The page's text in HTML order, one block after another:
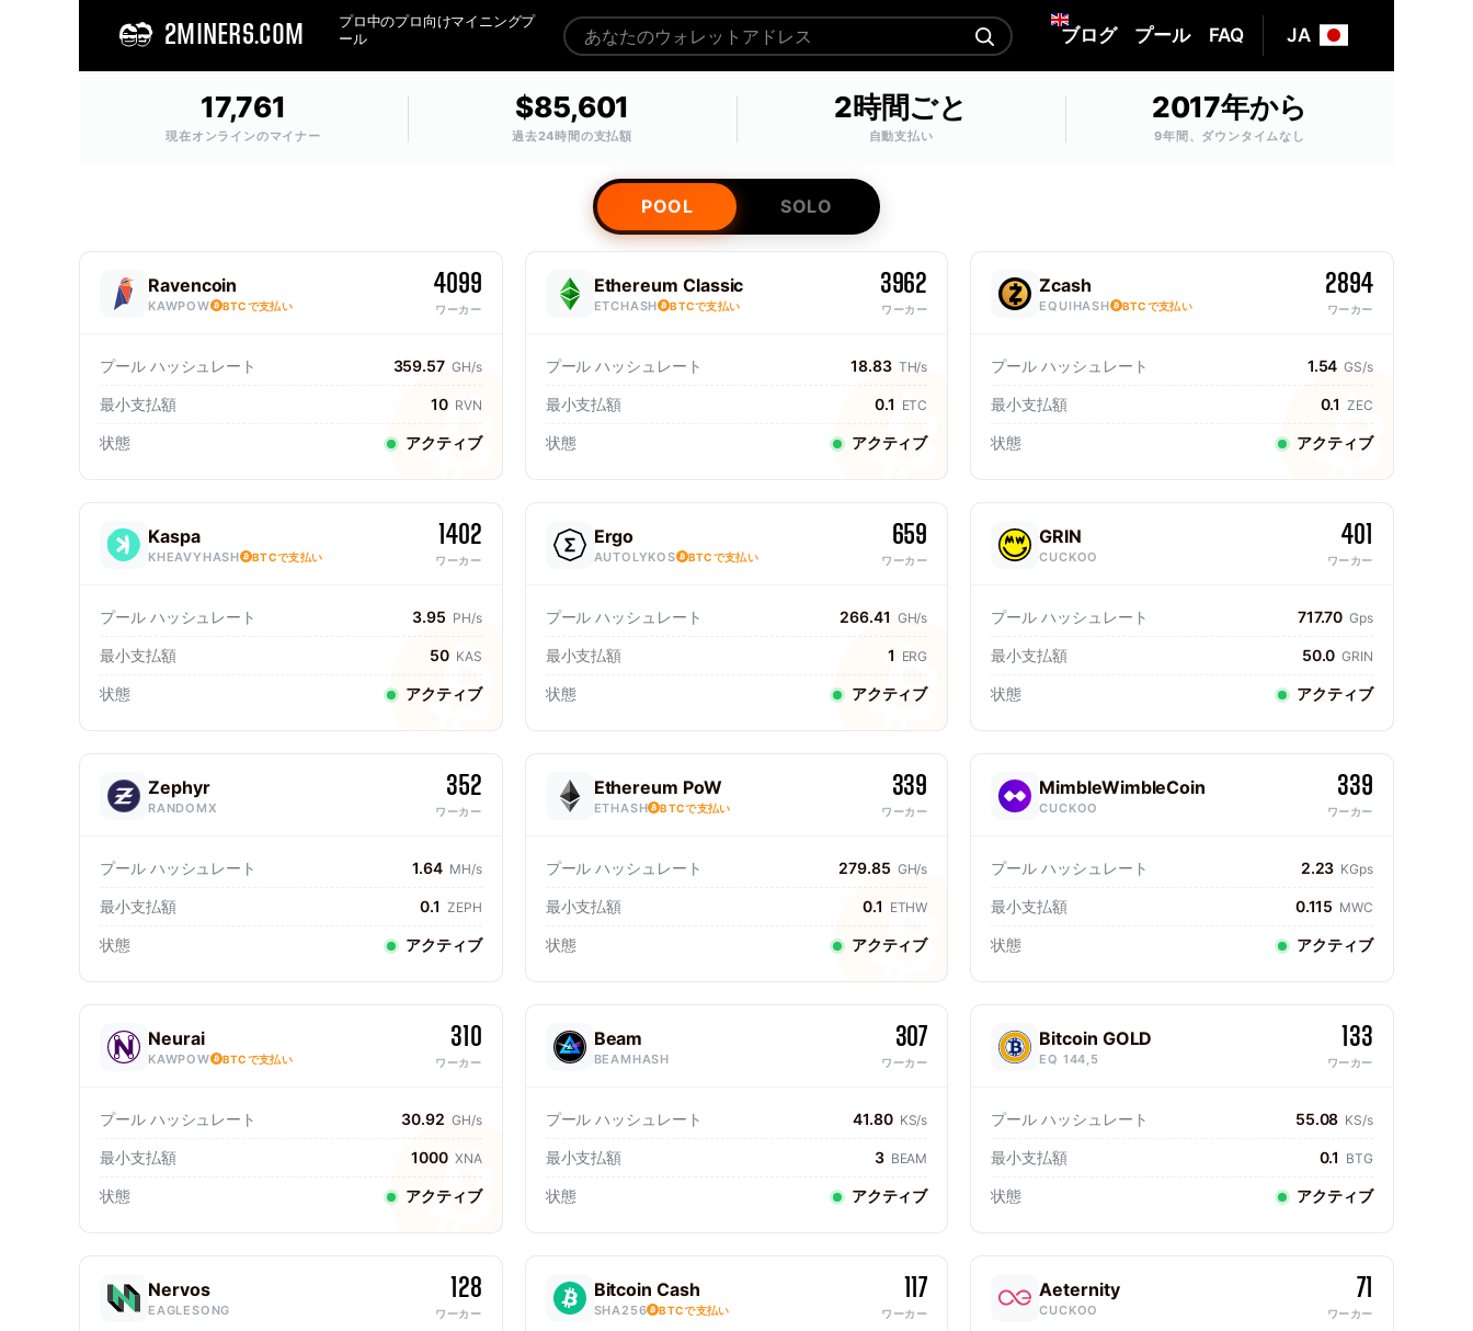
2MINERS.COM
プロ中のプロ向けマイニングプ
ール
JA
ブログ プール FAQ
17,761
現在オンラインのマイナー
$85,601
過去24時間の支払額
2時間ごと
自動支払い
2017年から
9年間、ダウンタイムなし
POOL SOLO
Ravencoin
KAWPOW BTCで支払い
4099
ワーカー
プール ハッシュレート 359.57 GH/s
最小支払額 10 RVN
状態 アクティブ
Ethereum Classic
ETCHASH BTCで支払い
3962
ワーカー
プール ハッシュレート 18.83 TH/s
最小支払額 0.1 ETC
状態 アクティブ
Zcash
EQUIHASH BTCで支払い
2894
ワーカー
プール ハッシュレート 1.54 GS/s
最小支払額 0.1 ZEC
状態 アクティブ
Kaspa
KHEAVYHASH BTCで支払い
1402
ワーカー
プール ハッシュレート 3.95 PH/s
最小支払額 50 KAS
状態 アクティブ
Ergo
AUTOLYKOS BTCで支払い
659
ワーカー
プール ハッシュレート 266.41 GH/s
最小支払額 1 ERG
状態 アクティブ
GRIN
CUCKOO
401
ワーカー
プール ハッシュレート 717.70 Gps
最小支払額 50.0 GRIN
状態 アクティブ
Zephyr
RANDOMX
352
ワーカー
プール ハッシュレート 1.64 MH/s
最小支払額 0.1 ZEPH
状態 アクティブ
Ethereum PoW
ETHASH BTCで支払い
339
ワーカー
プール ハッシュレート 279.85 GH/s
最小支払額 0.1 ETHW
状態 アクティブ
MimbleWimbleCoin
CUCKOO
339
ワーカー
プール ハッシュレート 2.23 KGps
最小支払額 0.115 MWC
状態 アクティブ
Neurai
KAWPOW BTCで支払い
310
ワーカー
プール ハッシュレート 30.92 GH/s
最小支払額 1000 XNA
状態 アクティブ
Beam
BEAMHASH
307
ワーカー
プール ハッシュレート 41.80 KS/s
最小支払額 3 BEAM
状態 アクティブ
Bitcoin GOLD
EQ 144,5
133
ワーカー
プール ハッシュレート 55.08 KS/s
最小支払額 0.1 BTG
状態 アクティブ
Nervos
EAGLESONG
128
ワーカー
Bitcoin Cash
SHA256 BTCで支払い
117
ワーカー
Aeternity
CUCKOO
71
ワーカー